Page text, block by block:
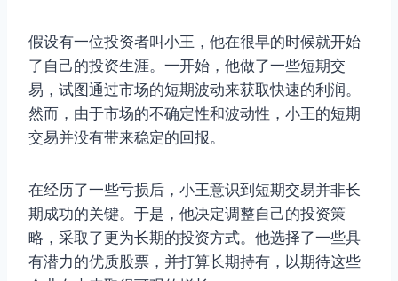
假设有一位投资者叫小王，他在很早的时候就开始
了自己的投资生涯。一开始，他做了一些短期交
易，试图通过市场的短期波动来获取快速的利润。
然而，由于市场的不确定性和波动性，小王的短期
交易并没有带来稳定的回报。
在经历了一些亏损后，小王意识到短期交易并非长
期成功的关键。于是，他决定调整自己的投资策
略，采取了更为长期的投资方式。他选择了一些具
有潜力的优质股票，并打算长期持有，以期待这些